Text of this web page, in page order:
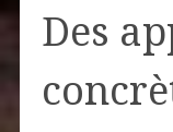
Des